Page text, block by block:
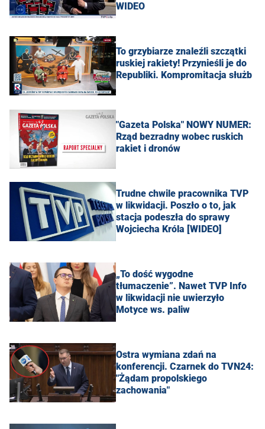
WIDEO
To grzybiarze znaleźli szczątki
ruskiej rakiety! Przynieśli je do
Republiki. Kompromitacja służb
"Gazeta Polska" NOWY NUMER:
Rząd bezradny wobec ruskich
rakiet i dronów
Trudne chwile pracownika TVP
w likwidacji. Poszło o to, jak
stacja podeszła do sprawy
Wojciecha Króla [WIDEO]
„To dość wygodne
tłumaczenie”. Nawet TVP Info
w likwidacji nie uwierzyło
Motyce ws. paliw
Ostra wymiana zdań na
konferencji. Czarnek do TVN24:
"Żądam propolskiego
zachowania"